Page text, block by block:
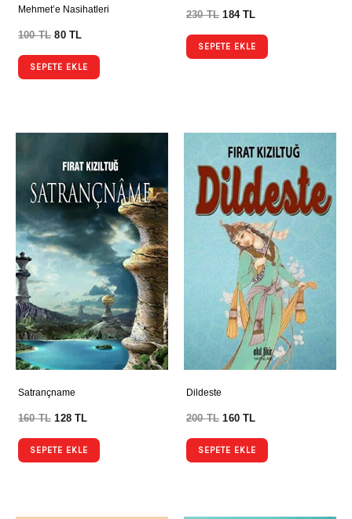
Mehmet’e Nasihatleri
100TL 80TL
SEPETE EKLE
230TL 184TL
SEPETE EKLE
Satrançname
160TL 128TL
SEPETE EKLE
Dildeste
200TL 160TL
SEPETE EKLE